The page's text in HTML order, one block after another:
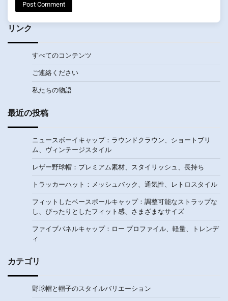
リンク
すべてのコンテンツ
ご連絡ください
私たちの物語
最近の投稿
ニュースボーイキャップ：ラウンドクラウン、ショートブリ
ム、ヴィンテージスタイル
レザー野球帽：プレミアム素材、スタイリッシュ、長持ち
トラッカーハット：メッシュバック、通気性、レトロスタイル
フィットしたベースボールキャップ：調整可能なストラップな
し、ぴったりとしたフィット感、さまざまなサイズ
ファイブパネルキャップ：ロー プロファイル、軽量、トレンデ
ィ
カテゴリ
野球帽と帽子のスタイルバリエーション